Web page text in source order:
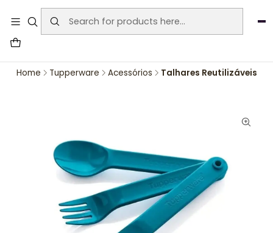
User-agent: * Allow: / Sitemap:
https://www.auraemporium.pt/sitemap.xml
Home Tupperware Acessórios Talhares Reutilizáveis